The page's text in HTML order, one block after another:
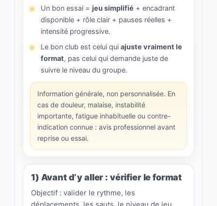
Un bon essai = jeu simplifié + encadrant
disponible + rôle clair + pauses réelles +
intensité progressive.
Le bon club est celui qui ajuste vraiment le
format, pas celui qui demande juste de
suivre le niveau du groupe.
Information générale, non personnalisée. En
cas de douleur, malaise, instabilité
importante, fatigue inhabituelle ou contre-
indication connue : avis professionnel avant
reprise ou essai.
1) Avant d’y aller : vérifier le format
Objectif : valider le rythme, les